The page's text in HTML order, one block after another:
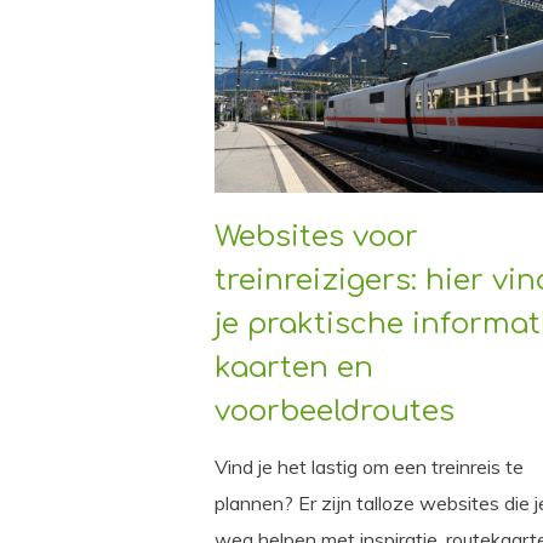
Websites voor
treinreizigers: hier
je praktische
kaarten en
voorbeeldroutes
Vind je het lastig om een treinreis te
plannen? Er zijn talloze websites die